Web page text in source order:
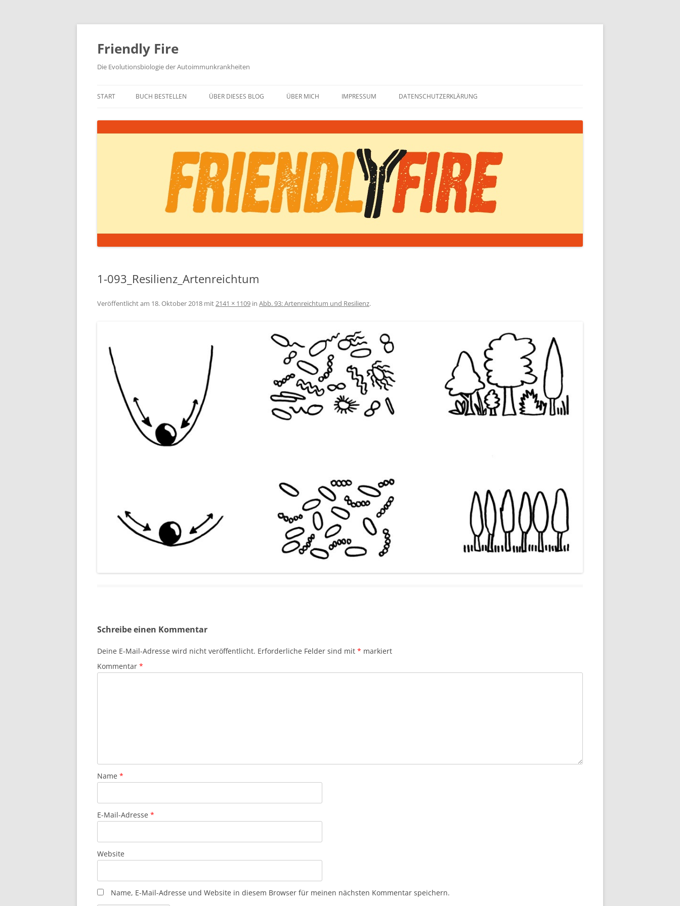
Zum
springen
Friendly Fire
Die Evolutionsbiologie der Autoimmunkrankheiten
START BUCH BESTELLEN ÜBER DIESES BLOG ÜBER MICH IMPRESSUM DATENSCHUTZERKLÄRUNG
1-093_Resilienz_Artenreichtum
Veröffentlicht am 18. Oktober 2018 mit2141 × 1109 in Abb. 93: Artenreichtum und Resilienz.
Schreibe einen Kommentar
Deine E-Mail-Adresse wird nicht veröffentlicht. Erforderliche Felder sind mit * markiert
Kommentar *
Name *
E-Mail-Adresse *
Website
Name, E-Mail-Adresse und Website in diesem Browser für meinen nächsten Kommentar speichern.